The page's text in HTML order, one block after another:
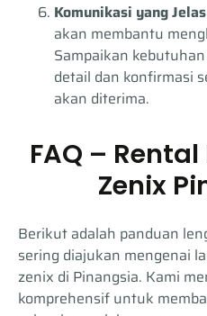
Komunikasi yang
akan membantu
Sampaikan
detail dan konfirmasi
akan diterima.
FAQ –
Zenix
Berikut adalah panduan
sering diajukan mengenai
zenix di Pinangsia. Kami
komprehensif untuk